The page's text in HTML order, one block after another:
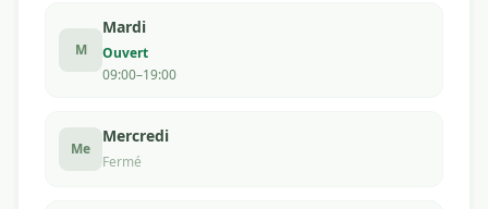
M
Mardi
Ouvert
09:00–19:00
Me
Mercredi
Fermé